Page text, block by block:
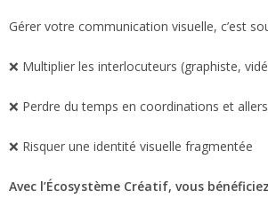
Gérer votre communication visuelle, c’est
❌ Multiplier les interlocuteurs (graphiste,
❌ Perdre du temps en coordinations et
❌ Risquer une identité visuelle fragmentée
Avec l’Écosystème Créatif, vous